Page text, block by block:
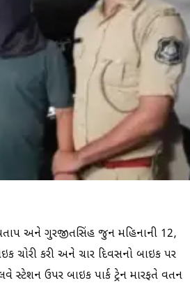
અને ગુરજીતસિંહ જુન મહિનાની 12,
ચોરી કરી અને ચાર દિવસનો બાઇક પર
સ્ટેશન ઉપર બાઇક પાર્ક ટ્રેન મારફતે વતન